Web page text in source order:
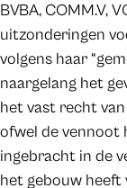
BVBA, COMM.V,
uitzonderingen
volgens haar
naargelang het
het vast recht
ofwel de vennoot
ingebracht in de
het gebouw heeft